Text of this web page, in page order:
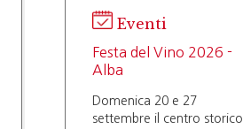
Eventi
Festa del Vino 2026 -
Alba
Domenica 20 e 27
settembre il centro storico